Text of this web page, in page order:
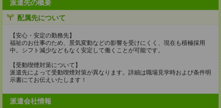
派遣先の概要
配属先について
【安心・安定の勤務先】
福祉のお仕事のため、景気変動などの影響を受けにくく、現在も積極採用
中。シフト減少などもなく安定して働くことが可能です。
【受動喫煙対策について】
派遣先によって受動喫煙対策が異なります。詳細は職場見学時および条件明
示書にてお伝えいたします！
派遣会社情報